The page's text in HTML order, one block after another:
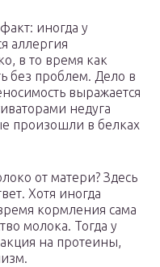
иногда у
аллергия
в то время как
без проблем. Дело в
выражается
недуга
произошли в белках
от матери? Здесь
Хотя иногда
кормления сама
молока. Тогда у
на протеины,